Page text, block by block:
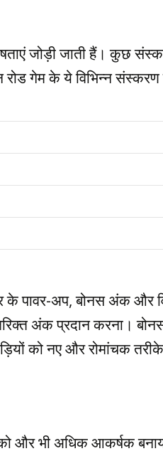
जोड़ी जाती हैं। कुछ
गेम के ये विभिन्न संस्करण
के पावर-अप, बोनस अंक और
अंक प्रदान करना।
को नए और रोमांचक
और भी अधिक आकर्षक